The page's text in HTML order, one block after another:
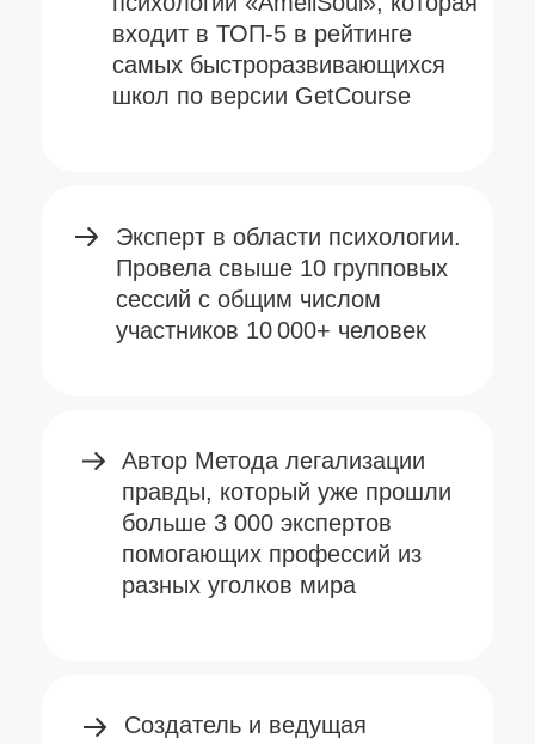
Создатель и ведущая
популярного шоу «Метод»,
которое бьет рекорды по
органическим просмотрам на
интернет-площадках и
с вопросами к себе
и создатель метафорических
которые стали
бестселлерами еще
до старта продаж
в социальной сфере и сфере
образования